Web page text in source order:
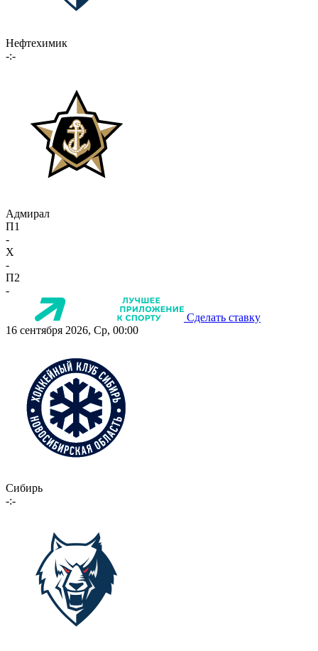
Нефтехимик
-:-
Адмирал
П1
-
X
-
П2
-
Сделать ставку
16 сентября 2026, Ср, 00:00
Сибирь
-:-